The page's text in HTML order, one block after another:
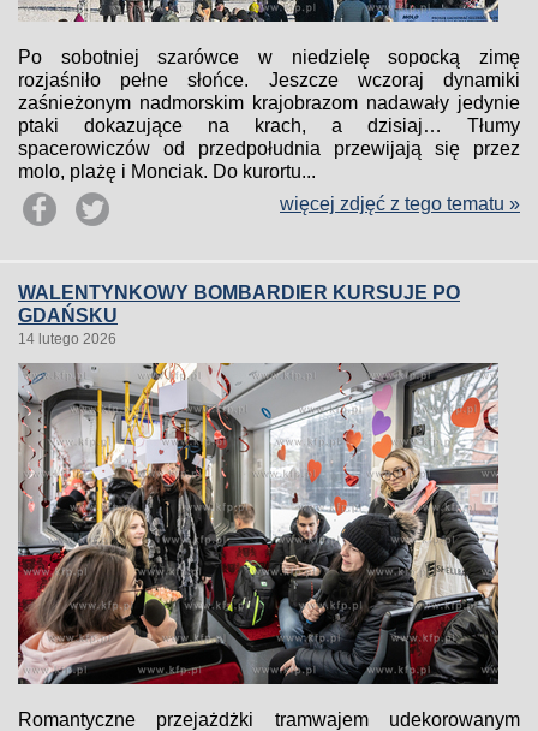
Po sobotniej szarówce w niedzielę sopocką zimę
rozjaśniło pełne słońce. Jeszcze wczoraj dynamiki
zaśnieżonym nadmorskim krajobrazom nadawały jedynie
ptaki dokazujące na krach, a dzisiaj… Tłumy
spacerowiczów od przedpołudnia przewijają się przez
molo, plażę i Monciak. Do kurortu...
więcej zdjęć z tego tematu »
WALENTYNKOWY BOMBARDIER KURSUJE PO
GDAŃSKU
14 lutego 2026
Romantyczne przejażdżki tramwajem udekorowanym